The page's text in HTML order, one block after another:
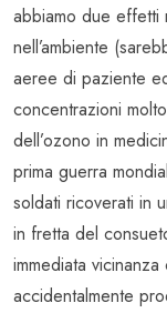
abbiamo due effetti
nell’ambiente
aeree di paziente
concentrazioni
dell’ozono in
prima guerra
soldati ricoverati in
in fretta del
immediata
accidentalmente